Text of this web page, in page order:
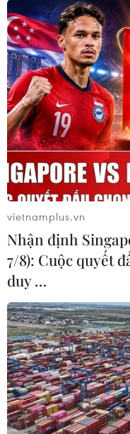
vietnamplus.vn
Nhận định
7/8): Cuộc quyết
duy …